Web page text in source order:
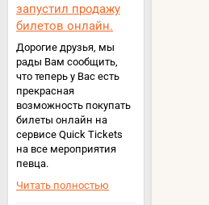
запустил продажу
билетов онлайн.
Дорогие друзья, мы
рады Вам сообщить,
что теперь у Вас есть
прекрасная
возможность покупать
билеты онлайн на
сервисе Quick Tickets
на все мероприятия
певца.
Читать полностью